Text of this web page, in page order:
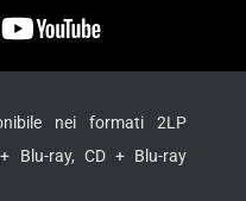
nei formati 2LP
Blu-ray, CD + Blu-ray